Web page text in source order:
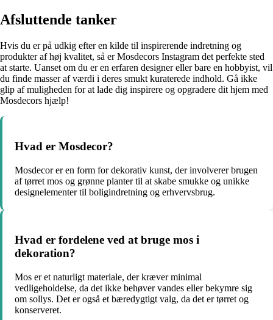
Afsluttende tanker
Hvis du er på udkig efter en kilde til inspirerende indretning og
produkter af høj kvalitet, så er Mosdecors Instagram det perfekte sted
at starte. Uanset om du er en erfaren designer eller bare en hobbyist, vil
du finde masser af værdi i deres smukt kuraterede indhold. Gå ikke
glip af muligheden for at lade dig inspirere og opgradere dit hjem med
Mosdecors hjælp!
Hvad er Mosdecor?
Mosdecor er en form for dekorativ kunst, der involverer brugen
af tørret mos og grønne planter til at skabe smukke og unikke
designelementer til boligindretning og erhvervsbrug.
Hvad er fordelene ved at bruge mos i
dekoration?
Mos er et naturligt materiale, der kræver minimal
vedligeholdelse, da det ikke behøver vandes eller bekymre sig
om sollys. Det er også et bæredygtigt valg, da det er tørret og
konserveret.